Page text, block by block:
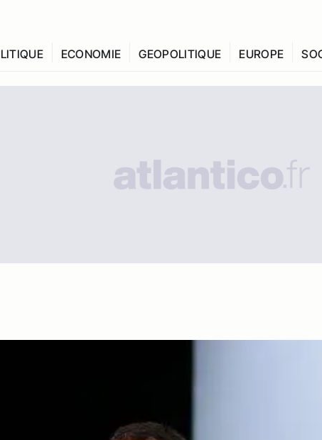
ECONOMIE GEOPOLITIQUE EUROPE